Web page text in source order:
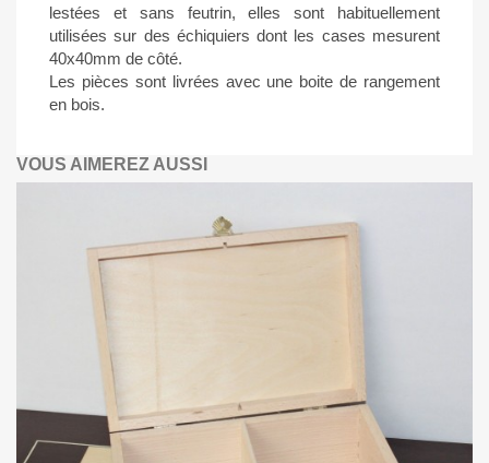
lestées et sans feutrin, elles sont habituellement
utilisées sur des échiquiers dont les cases mesurent
40x40mm de côté.
Les pièces sont livrées avec une boite de rangement
en bois.
VOUS AIMEREZ AUSSI